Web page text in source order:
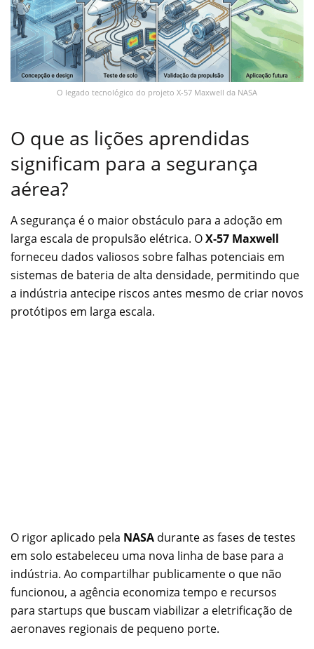
O legado tecnológico do projeto X-57 Maxwell da NASA
O que as lições aprendidas
significam para a segurança
aérea?
A segurança é o maior obstáculo para a adoção em
larga escala de propulsão elétrica. OX-57 Maxwell
forneceu dados valiosos sobre falhas potenciais em
sistemas de bateria de alta densidade, permitindo que
a indústria antecipe riscos antes mesmo de criar novos
protótipos em larga escala.
O rigor aplicado pela NASA durante as fases de testes
em solo estabeleceu uma nova linha de base para a
indústria. Ao compartilhar publicamente o que não
funcionou, a agência economiza tempo e recursos
para startups que buscam viabilizar a eletrificação de
aeronaves regionais de pequeno porte.